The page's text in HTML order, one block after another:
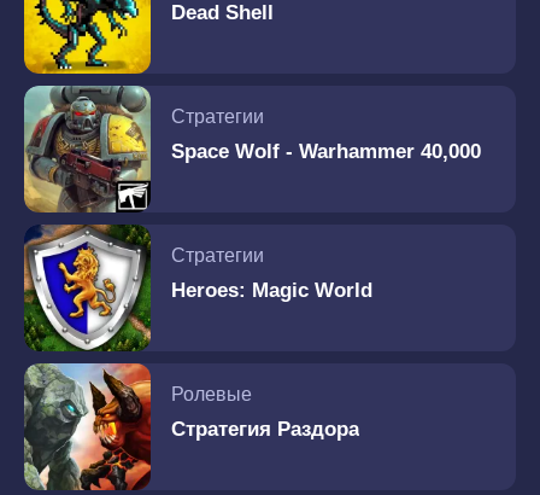
Dead Shell
Стратегии
Space Wolf - Warhammer 40,000
Стратегии
Heroes: Magic World
Ролевые
Стратегия Раздора